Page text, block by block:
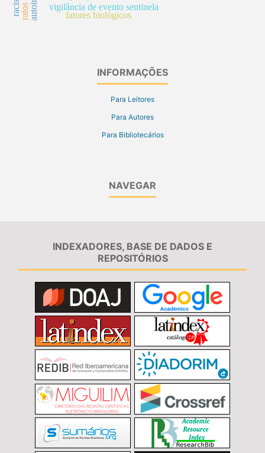
vigilância de evento sentinela
fatores biológicos
INFORMAÇÕES
Para Leitores
Para Autores
Para Bibliotecários
NAVEGAR
INDEXADORES, BASE DE DADOS E
REPOSITÓRIOS